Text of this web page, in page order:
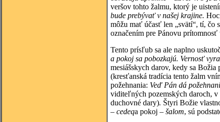
veršov tohto žalmu, ktorý je
bude prebývať v našej krajine.
môžu mať účasť len „svätí“, tí, čo
označením pre Pánovu prítomnosť
Tento prísľub sa ale naplno
a pokoj sa pobozkajú. Vernosť
mesiášskych darov, kedy sa
(kresťanská tradícia tento žalm
požehnania: Veď Pán dá
viditeľných pozemských daroch,
duchovné dary). Štyri Božie
– cedeqa pokoj – šalom, sú